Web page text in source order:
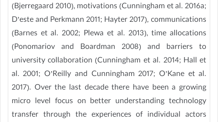
(Bjerregaard 2010), motivations (Cunningham et al. 2016a;
D’este and Perkmann 2011; Hayter 2017), communications
(Barnes et al. 2002; Plewa et al. 2013), time allocations
(Ponomariov and Boardman 2008) and barriers to
university collaboration (Cunningham et al. 2014; Hall et
al. 2001; O’Reilly and Cunningham 2017; O’Kane et al.
2017). Over the last decade there have been a growing
micro level focus on better understanding technology
transfer through the experiences of individual actors